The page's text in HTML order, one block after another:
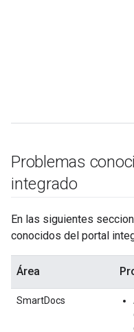
Problemas
integrado
En las siguientes
conocidos del portal
Área
SmartDocs